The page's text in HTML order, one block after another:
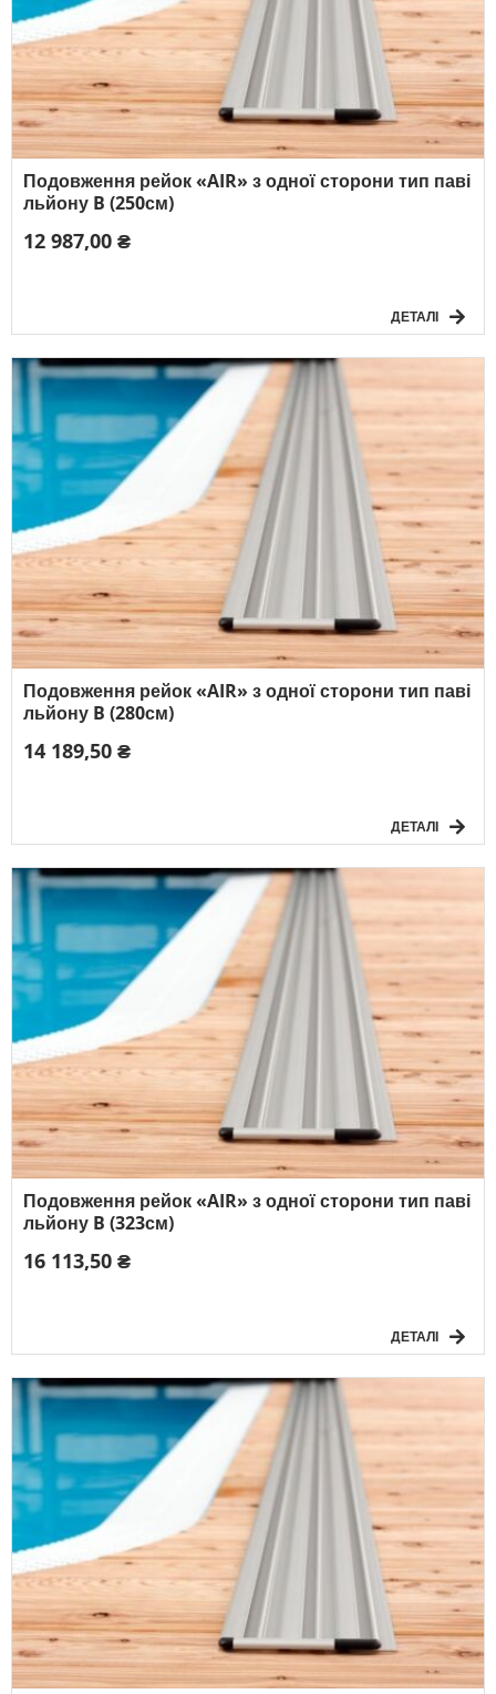
Подовження рейок «AIR» з одної сторони тип паві
льйону B (250см)
12 987,00 ₴
ДЕТАЛІ
Подовження рейок «AIR» з одної сторони тип паві
льйону B (280см)
14 189,50 ₴
ДЕТАЛІ
Подовження рейок «AIR» з одної сторони тип паві
льйону B (323см)
16 113,50 ₴
ДЕТАЛІ